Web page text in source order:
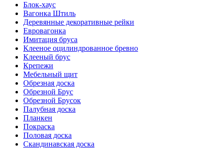
Блок-хаус
Вагонка Штиль
Деревянные декоративные рейки
Евровагонка
Имитация бруса
Клееное оцилиндрованное бревно
Клееный брус
Крепежи
Мебельный щит
Обрезная доска
Обрезной Брус
Обрезной Брусок
Палубная доска
Планкен
Покраска
Половая доска
Скандинавская доска